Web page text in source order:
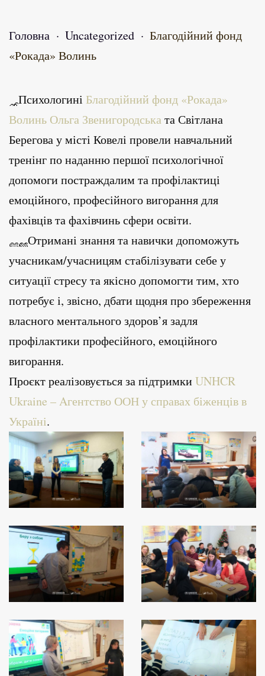
Головна Uncategorized
Благодійний фонд
«Рокада» Волинь
Психологині Благодійний фонд «Рокада»
Волинь Ольга Звенигородськата Світлана
Берегова у місті Ковелі провели навчальний
тренінг по наданню першої психологічної
допомоги постраждалим та профілактиці
емоційного, професійного вигорання для
фахівців та фахівчинь сфери освіти.
Отримані знання та навички допоможуть
учасникам/учасницям стабілізувати себе у
ситуації стресу та якісно допомогти тим, хто
потребує і, звісно, дбати щодня про збереження
власного ментального здоров’я задля
профілактики професійного, емоційного
вигорання.
Проєкт реалізовується за підтримкиUNHCR
Ukraine – Aгентство ООН у справах біженців в
Україні.